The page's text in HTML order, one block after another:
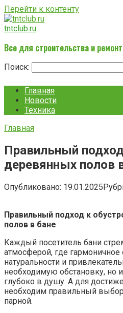
Перейти к контенту
tntclub.ru
Все для строительства и
Поиск:
Главная
Новости
Техника
Главная
Правильный
деревянных полов
Опубликовано: 19.01.2025
Правильный подход к
полов в бане
Каждый посетитель бани
атмосферой, где гармоничное
натуральности и
необходимую обстановку, но
глубоко в душу. А для
необходим правильный
парной.